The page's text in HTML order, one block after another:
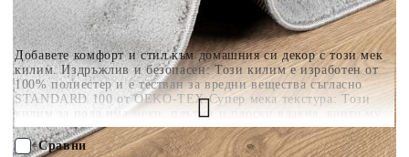
Добавете комфорт и стил към домашния си декор с този мек
килим. Издръжлив и безопасен: Този килим е изработен от
100% полиестер и е тестван за вредни вещества съгласно
STANDARD 100 от OEKO-TEX.Супер мека текстура: Този
килим за пода има меки, плътни и плоски влакна, които му
придават вид на плюшено мече и уютно, топло
усещане.Лесен за съхранение: Пухкавият килим е сгъваем и
Сравни